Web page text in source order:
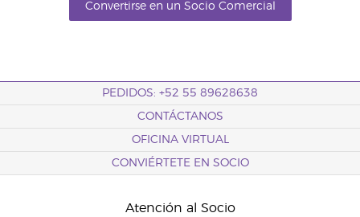
Convertirse en un Socio Comercial
PEDIDOS: +52 55 89628638
CONTÁCTANOS
OFICINA VIRTUAL
CONVIÉRTETE EN SOCIO
Atención al Socio